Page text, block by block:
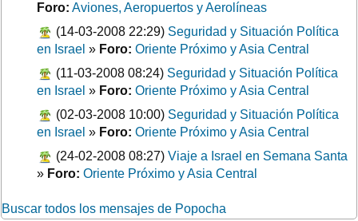
Foro: Aviones, Aeropuertos y Aerolíneas
(14-03-2008 22:29) Seguridad y Situación Política
en Israel » Foro: Oriente Próximo y Asia Central
(11-03-2008 08:24) Seguridad y Situación Política
en Israel » Foro: Oriente Próximo y Asia Central
(02-03-2008 10:00) Seguridad y Situación Política
en Israel » Foro: Oriente Próximo y Asia Central
(24-02-2008 08:27) Viaje a Israel en Semana Santa
» Foro: Oriente Próximo y Asia Central
Buscar todos los mensajes de Popocha